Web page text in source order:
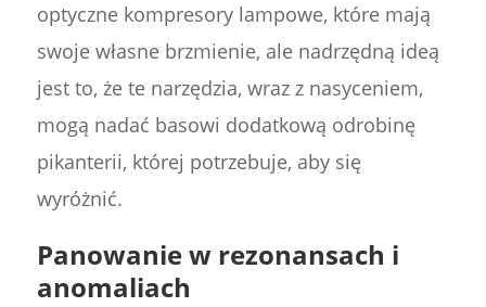
optyczne kompresory lampowe, które mają
swoje własne brzmienie, ale nadrzędną ideą
jest to, że te narzędzia, wraz z nasyceniem,
mogą nadać basowi dodatkową odrobinę
pikanterii, której potrzebuje, aby się
wyróżnić.
Panowanie w rezonansach i
anomaliach